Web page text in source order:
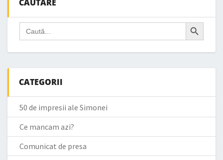
CAUTARE
Search
for:
Search Button
CATEGORII
50 de impresii ale Simonei
Ce mancam azi?
Comunicat de presa